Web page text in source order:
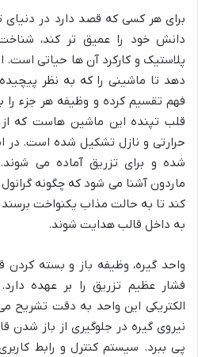
برای هر کسی که قصد دارد در دنیای
دانش خود را عمیق تر کند،
پلاستیک و کارکرد آن ها حیاتی است.
دهد تا ماشینی را که به نظر
فهم تقسیم کرده و وظیفه هر جزء را
قلب تپنده این ماشین هاست که از
حرارتی و نازل تشکیل شده است. در
شده و برای تزریق آماده می
ماردون آشنا می شود که چگونه
کند تا به حالت مذاب یکنواخت
به داخل قالب هدایت شوند.
واحد گیره، وظیفه باز و بسته کردن
فشار عظیم تزریق را بر عهده
الکتریکی این واحد به دقت تشریح
نیروی گیره در جلوگیری از باز شدن
پی ببرد. سیستم کنترل و رابط